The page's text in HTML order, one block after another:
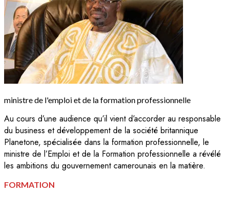
ministre de l'emploi et de la formation professionnelle
Au cours d’une audience qu’il vient d’accorder au responsable
du business et développement de la société britannique
Planetone, spécialisée dans la formation professionnelle, le
ministre de l’Emploi et de la Formation professionnelle a révélé
les ambitions du gouvernement camerounais en la matière.
FORMATION